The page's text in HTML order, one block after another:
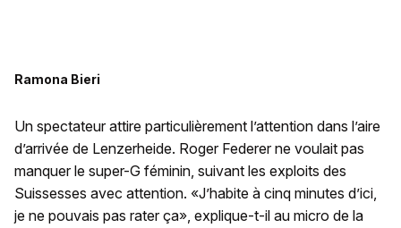
Ramona Bieri
Un spectateur attire particulièrement l’attention dans l’aire
d’arrivée de Lenzerheide. Roger Federer ne voulait pas
manquer le super-G féminin, suivant les exploits des
Suissesses avec attention. «J’habite à cinq minutes d’ici,
je ne pouvais pas rater ça», explique-t-il au micro de la